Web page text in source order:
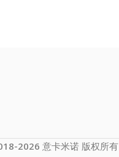
2026 意卡米诺 版权所有